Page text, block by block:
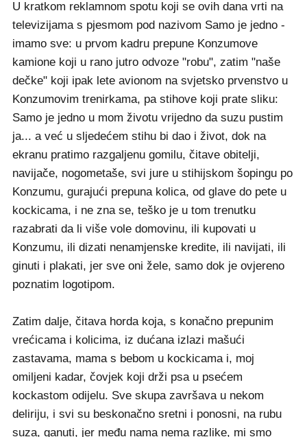
U kratkom reklamnom spotu koji se ovih dana vrti na
televizijama s pjesmom pod nazivom Samo je jedno -
imamo sve: u prvom kadru prepune Konzumove
kamione koji u rano jutro odvoze "robu", zatim "naše
dečke" koji ipak lete avionom na svjetsko prvenstvo u
Konzumovim trenirkama, pa stihove koji prate sliku:
Samo je jedno u mom životu vrijedno da suzu pustim
ja... a već u sljedećem stihu bi dao i život, dok na
ekranu pratimo razgaljenu gomilu, čitave obitelji,
navijače, nogometaše, svi jure u stihijskom šopingu po
Konzumu, gurajući prepuna kolica, od glave do pete u
kockicama, i ne zna se, teško je u tom trenutku
razabrati da li više vole domovinu, ili kupovati u
Konzumu, ili dizati nenamjenske kredite, ili navijati, ili
ginuti i plakati, jer sve oni žele, samo dok je ovjereno
poznatim logotipom.
Zatim dalje, čitava horda koja, s konačno prepunim
vrećicama i kolicima, iz dućana izlazi mašući
zastavama, mama s bebom u kockicama i, moj
omiljeni kadar, čovjek koji drži psa u psećem
kockastom odijelu. Sve skupa završava u nekom
deliriju, i svi su beskonačno sretni i ponosni, na rubu
suza, ganuti, jer među nama nema razlike, mi smo